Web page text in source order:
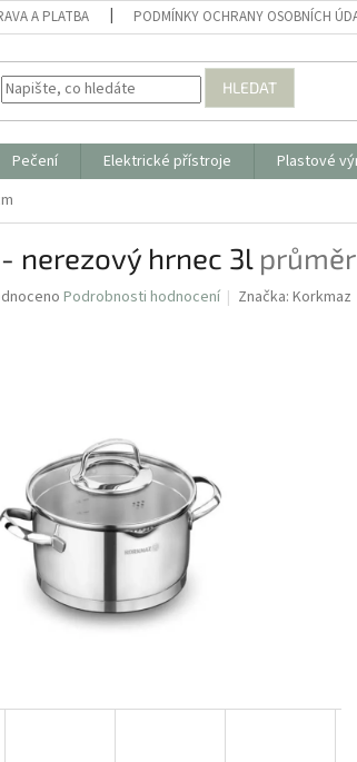
A PLATBA PODMÍNKY OCHRANY OSOBNÍCH
HLEDAT
Pečení Elektrické přístroje Plastové
nerezový hrnec 3l
Podrobnosti hodnocení Značka:Korkmaz